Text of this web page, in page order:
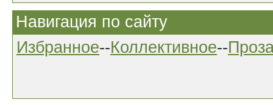
Навигация по сайту
Избранное--Коллективное--